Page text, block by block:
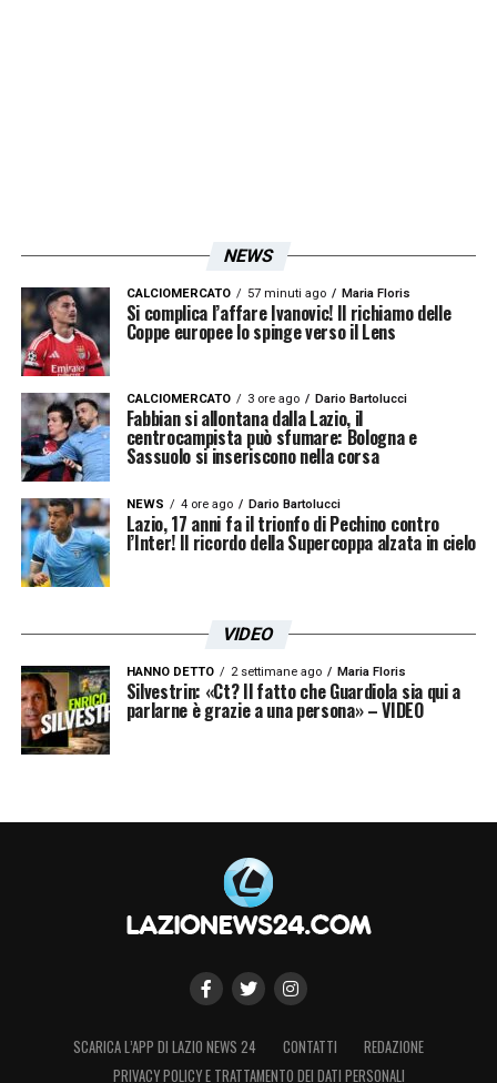
NEWS
CALCIOMERCATO 57 minuti ago Maria Floris
Si complica l’affare Ivanovic! Il richiamo delle
Coppe europee lo spinge verso il Lens
CALCIOMERCATO 3 ore ago Dario Bartolucci
Fabbian si allontana dalla Lazio, il
centrocampista può sfumare: Bologna e
Sassuolo si inseriscono nella corsa
NEWS 4 ore ago Dario Bartolucci
Lazio, 17 anni fa il trionfo di Pechino contro
l’Inter! Il ricordo della Supercoppa alzata in cielo
VIDEO
HANNO DETTO 2 settimane ago Maria Floris
Silvestrin: «Ct? Il fatto che Guardiola sia qui a
parlarne è grazie a una persona» – VIDEO
SCARICA L’APP DI LAZIO NEWS 24 CONTATTI
REDAZIONE
PRIVACY POLICY E TRATTAMENTO DEI DATI PERSONALI